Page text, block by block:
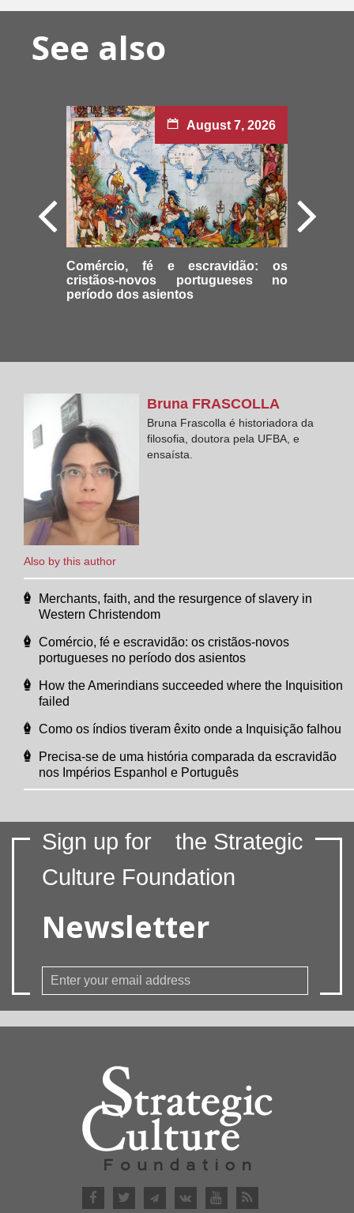
See also
August 7, 2026
Comércio, fé e escravidão: os
cristãos-novos portugueses no
período dos asientos
Also by this author
Bruna FRASCOLLA
Bruna Frascolla é historiadora da
filosofia, doutora pela UFBA, e
ensaísta.
Merchants, faith, and the resurgence of slavery in
Western Christendom
Comércio, fé e escravidão: os cristãos-novos
portugueses no período dos asientos
How the Amerindians succeeded where the Inquisition
failed
Como os índios tiveram êxito onde a Inquisição falhou
Precisa-se de uma história comparada da escravidão
nos Impérios Espanhol e Português
Sign up for
the Strategic
Culture Foundation
Newsletter